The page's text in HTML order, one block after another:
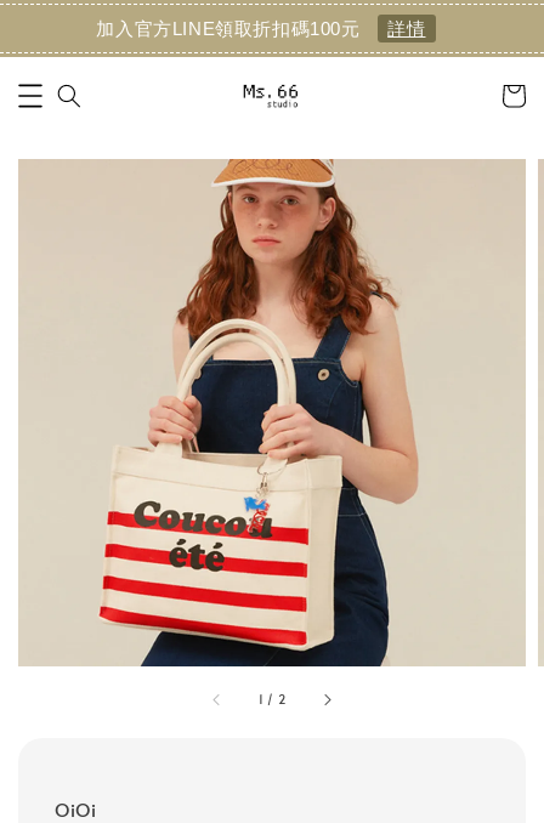
加入官方LINE領取折扣碼100元 詳情
1 / 2
OiOi